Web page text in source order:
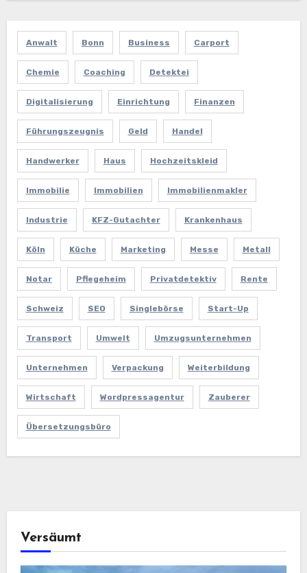
Anwalt Bonn Business Carport
Chemie Coaching Detektei
Digitalisierung Einrichtung Finanzen
Führungszeugnis Geld Handel
Handwerker Haus Hochzeitskleid
Immobilie Immobilien Immobilienmakler
Industrie KFZ-Gutachter Krankenhaus
Köln Küche Marketing Messe Metall
Notar Pflegeheim Privatdetektiv Rente
Schweiz SEO Singlebörse Start-Up
Transport Umwelt Umzugsunternehmen
Unternehmen Verpackung Weiterbildung
Wirtschaft Wordpressagentur Zauberer
Übersetzungsbüro
Versäumt